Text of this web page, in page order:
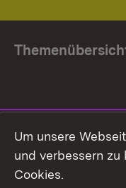
Facebook
Um unsere
und verbessern zu
Cookies.